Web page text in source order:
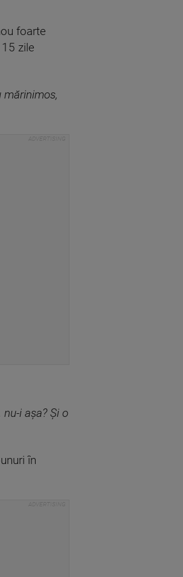
foarte
zile
i așa? Și o
în